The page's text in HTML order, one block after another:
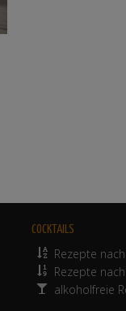
COCKTAILS
Rezepte
Rezepte
alkoholfreie